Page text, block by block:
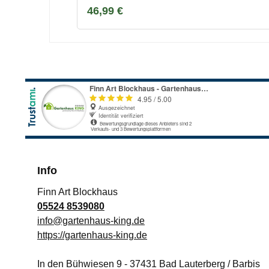
reinigen.Für optimalen Stand lassen sich
StahlFarbe: SchwarzLieferumfang:1 x
Regulärer Preis:
46,99 €
Info
Finn Art Blockhaus
05524 8539080
info@gartenhaus-king.de
https://gartenhaus-king.de
In den Bühwiesen 9 - 37431 Bad Lauterberg / Barbis